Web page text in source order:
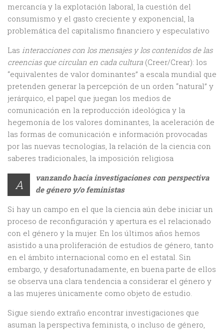
mercancía y la explotación laboral, la cuestión del
consumismo y el gasto creciente y exponencial, la
problemática del capitalismo financiero y especulativo
Las interacciones con los mensajes y los contenidos de las
creencias que circulan en cada cultura (Creer/Crear): los
“equivalentes de valor dominantes” a escala mundial que
pretenden generar la percepción de un orden “natural” y
jerárquico, el papel que juegan los medios de
comunicación en la reproducción ideológica y la
hegemonía de los valores dominantes, la aceleración de
las formas de comunicación e información provocadas
por las nuevas tecnologías, la relación de la ciencia con
saberes tradicionales, la imposición religiosa
A
vanzando hacia investigaciones con perspectiva
de género y/o feministas
Si hay un campo en el que la ciencia aún debe iniciar un
proceso de reconfiguración y apertura es el relacionado
con el género y la mujer. En los últimos años hemos
asistido a una proliferación de estudios de género, tanto
en el ámbito internacional como en el estatal. Sin
embargo, y desafortunadamente, en buena parte de ellos
se observa una clara tendencia a considerar el género y
a las mujeres únicamente como objeto de estudio.
Sigue siendo extraño encontrar investigaciones que
asuman la perspectiva feminista, o incluso de género,